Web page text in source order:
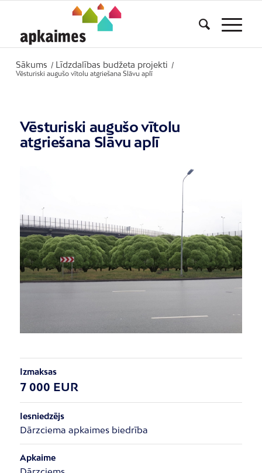
Sākums / Līdzdalības budžeta projekti
/
Vēsturiski augušo vītolu atgriešana Slāvu aplī
Vēsturiski augušo vītolu
atgriešana Slāvu aplī
Izmaksas
7 000 EUR
Iesniedzējs
Dārzciema apkaimes biedrība
Apkaime